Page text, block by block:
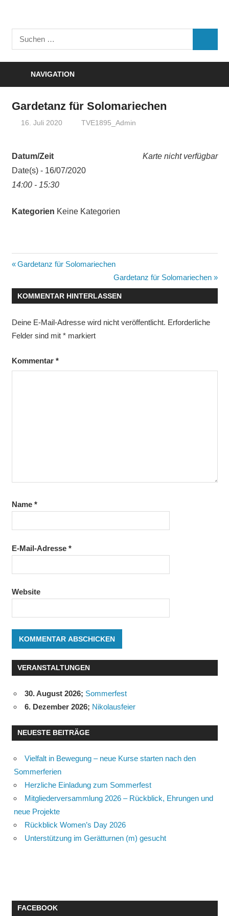
Turnverein
"Frisch
Suchen
nach:
NAVIGATION
Gardetanz für Solomariechen
16. Juli 2020 TVE1895_Admin
Karte nicht verfügbar
Datum/Zeit
Date(s) - 16/07/2020
14:00 - 15:30
Kategorien Keine Kategorien
Beitragsnavigation
Vorheriger
Gardetanz für Solomariechen
Nächster
Beitrag:
Gardetanz für Solomariechen
KOMMENTAR HINTERLASSEN
Deine E-Mail-Adresse wird nicht veröffentlicht. Erforderliche
Felder sind mit *markiert
Kommentar *
Name *
E-Mail-Adresse *
Website
VERANSTALTUNGEN
30. August 2026; Sommerfest
6. Dezember 2026; Nikolausfeier
NEUESTE BEITRÄGE
Vielfalt in Bewegung – neue Kurse starten nach den
Sommerferien
Herzliche Einladung zum Sommerfest
Mitgliederversammlung 2026 – Rückblick, Ehrungen und
neue Projekte
Rückblick Women’s Day 2026
Unterstützung im Gerätturnen (m) gesucht
FACEBOOK